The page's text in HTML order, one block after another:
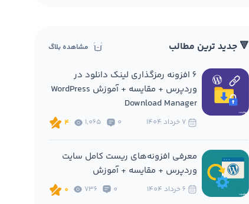
🔻 جدید ترین مطالب مشاهده بلاگ
6 افزونه‌ رمزگذاری لینک دانلود در
وردپرس + مقایسه + آموزش WordPress
Download Manager
0
1,065
4
معرفی افزونه‌های ریست کامل سایت
وردپرس + مقایسه + آموزش
0
736
0